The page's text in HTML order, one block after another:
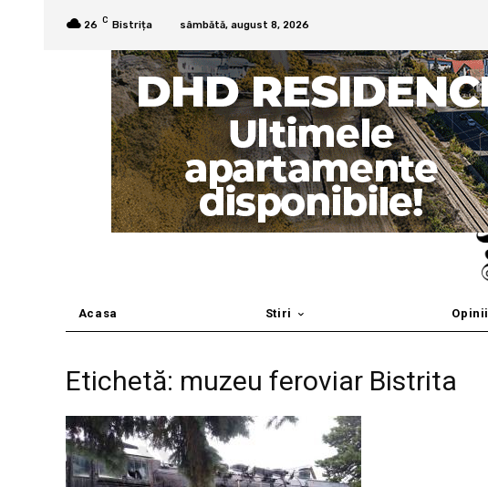
26 C Bistrița sâmbătă, august 8, 2026
Acasa Stiri Opinii
Etichetă: muzeu feroviar Bistrita